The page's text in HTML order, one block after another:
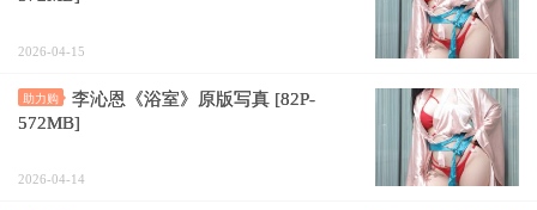
2026-04-15
助力购
李沁恩《浴室》原版写真 [82P-
572MB]
2026-04-14